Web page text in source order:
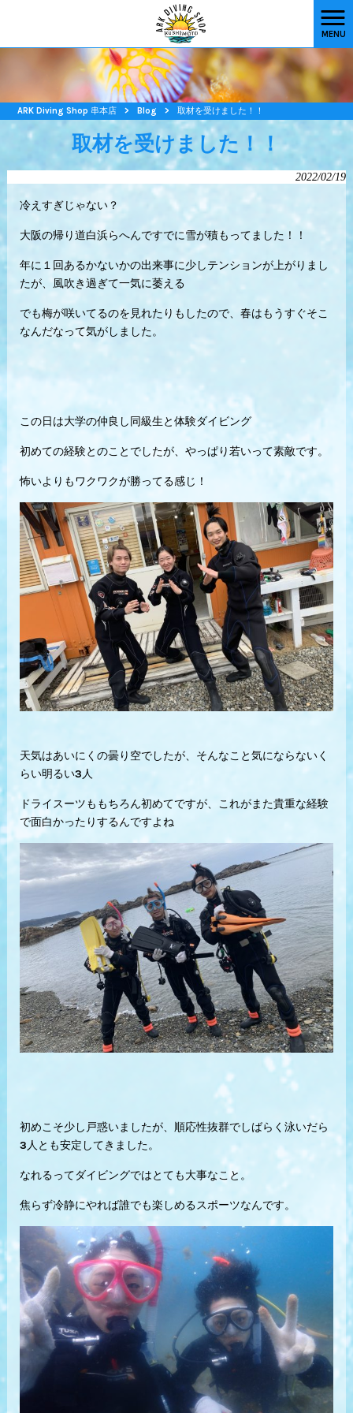
MENU
ARK Diving Shop 串本店 > Blog > 取材を受けました！！
取材を受けました！！
2022/02/19
冷えすぎじゃない？
大阪の帰り道白浜らへんですでに雪が積もってました！！
年に１回あるかないかの出来事に少しテンションが上がりまし
たが、風吹き過ぎて一気に萎える
でも梅が咲いてるのを見れたりもしたので、春はもうすぐそこ
なんだなって気がしました。
この日は大学の仲良し同級生と体験ダイビング
初めての経験とのことでしたが、やっぱり若いって素敵です。
怖いよりもワクワクが勝ってる感じ！
天気はあいにくの曇り空でしたが、そんなこと気にならないく
らい明るい3人
ドライスーツももちろん初めてですが、これがまた貴重な経験
で面白かったりするんですよね
初めこそ少し戸惑いましたが、順応性抜群でしばらく泳いだら
3人とも安定してきました。
なれるってダイビングではとても大事なこと。
焦らず冷静にやれば誰でも楽しめるスポーツなんです。